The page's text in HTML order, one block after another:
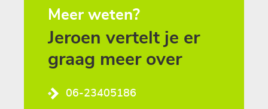
Meer weten?
Jeroen vertelt je er
graag meer over
06-23405186